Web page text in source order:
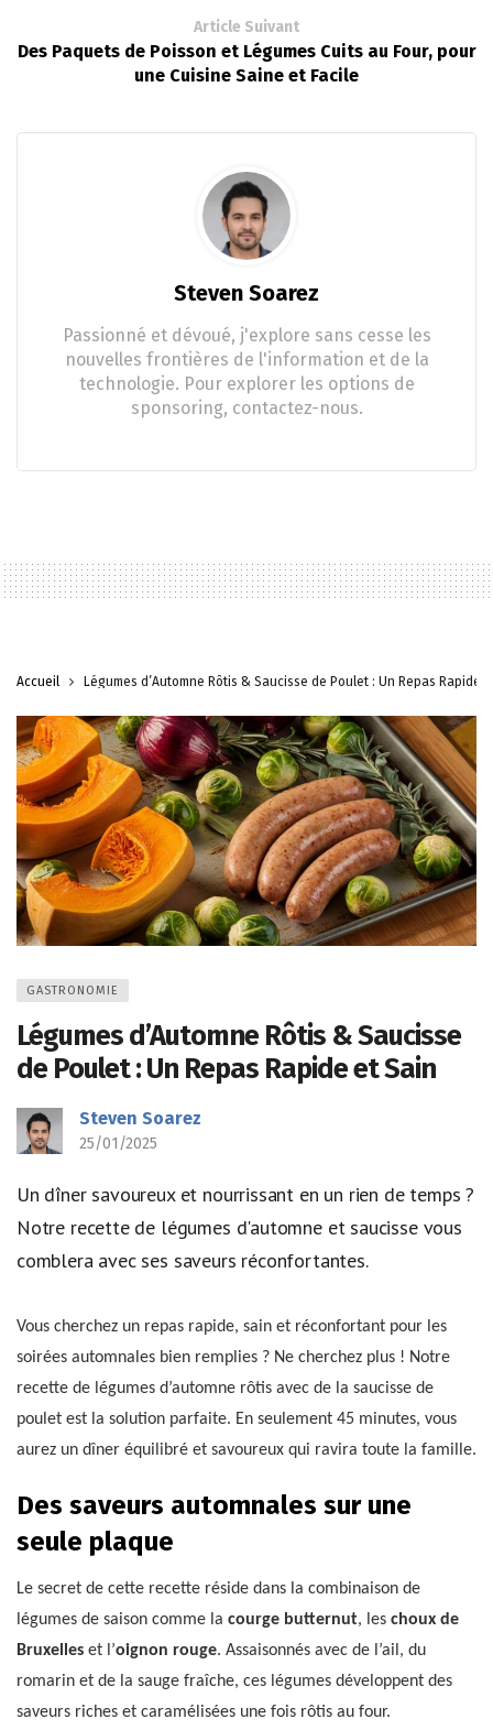
Article Suivant
Des Paquets de Poisson et Légumes Cuits au Four, pour
une Cuisine Saine et Facile
Steven Soarez
Passionné et dévoué, j'explore sans cesse les
nouvelles frontières de l'information et de la
technologie. Pour explorer les options de
sponsoring, contactez-nous.
Accueil Légumes d’Automne Rôtis & Saucisse de Poulet : Un Repas Rapide
GASTRONOMIE
Légumes d’Automne Rôtis & Saucisse
de Poulet : Un Repas Rapide et Sain
Steven Soarez
25/01/2025
Un dîner savoureux et nourrissant en un rien de temps ?
Notre recette de légumes d'automne et saucisse vous
comblera avec ses saveurs réconfortantes.
Vous cherchez un repas rapide, sain et réconfortant pour les
soirées automnales bien remplies ? Ne cherchez plus ! Notre
recette de légumes d’automne rôtis avec de la saucisse de
poulet est la solution parfaite. En seulement 45 minutes, vous
aurez un dîner équilibré et savoureux qui ravira toute la famille.
Des saveurs automnales sur une
seule plaque
Le secret de cette recette réside dans la combinaison de
légumes de saison comme la courge butternut, les choux de
Bruxelles et l’oignon rouge. Assaisonnés avec de l’ail, du
romarin et de la sauge fraîche, ces légumes développent des
saveurs riches et caramélisées une fois rôtis au four.